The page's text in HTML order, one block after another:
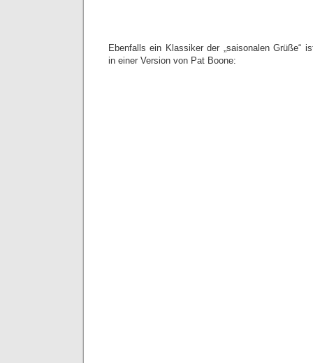
Ebenfalls ein Klassiker der „saisonalen Grüße“
in einer Version von Pat Boone: